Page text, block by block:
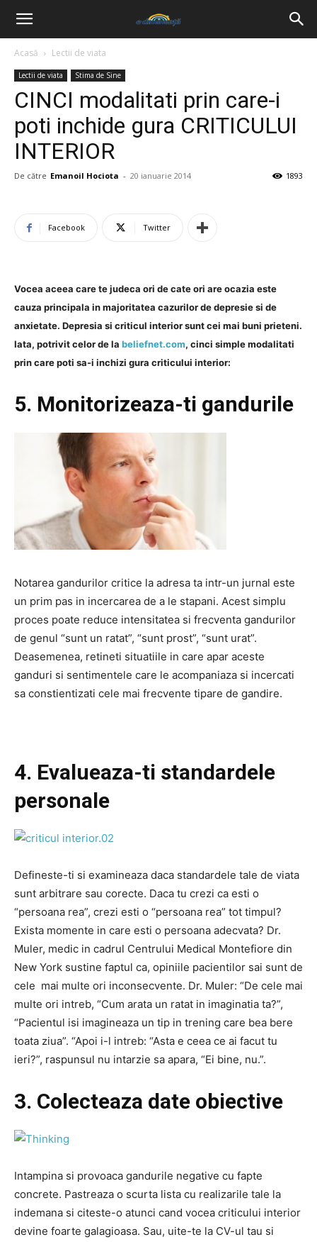
Acasă Lectii de viata
Lectii de viata Stima de Sine
CINCI modalitati prin care-i
poti inchide gura CRITICULUI
INTERIOR
De către Emanoil Hociota - 20 ianuarie 2014 1893
Facebook Twitter
Vocea aceea care te judeca ori de cate ori are ocazia este
cauza principala in majoritatea cazurilor de depresie si de
anxietate. Depresia si criticul interior sunt cei mai buni prieteni.
Iata, potrivit celor de la beliefnet.com, cinci simple modalitati
prin care poti sa-i inchizi gura criticului interior:
5. Monitorizeaza-ti gandurile
Notarea gandurilor critice la adresa ta intr-un jurnal este
un prim pas in incercarea de a le stapani. Acest simplu
proces poate reduce intensitatea si frecventa gandurilor
de genul “sunt un ratat”, “sunt prost”, “sunt urat”.
Deasemenea, retineti situatiile in care apar aceste
ganduri si sentimentele care le acompaniaza si incercati
sa constientizati cele mai frecvente tipare de gandire.
4. Evalueaza-ti standardele
personale
Defineste-ti si examineaza daca standardele tale de viata
sunt arbitrare sau corecte. Daca tu crezi ca esti o
“persoana rea”, crezi esti o “persoana rea” tot timpul?
Exista momente in care esti o persoana adecvata? Dr.
Muler, medic in cadrul Centrului Medical Montefiore din
New York sustine faptul ca, opiniile pacientilor sai sunt de
cele mai multe ori inconsecvente. Dr. Muler: “De cele mai
multe ori intreb, “Cum arata un ratat in imaginatia ta?”,
“Pacientul isi imagineaza un tip in trening care bea bere
toata ziua”. “Apoi i-l intreb: “Asta e ceea ce ai facut tu
ieri?”, raspunsul nu intarzie sa apara, “Ei bine, nu.”.
3. Colecteaza date obiective
Intampina si provoaca gandurile negative cu fapte
concrete. Pastreaza o scurta lista cu realizarile tale la
indemana si citeste-o atunci cand vocea criticului interior
devine foarte galagioasa. Sau, uite-te la CV-ul tau si